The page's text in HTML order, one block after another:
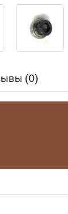
(0)